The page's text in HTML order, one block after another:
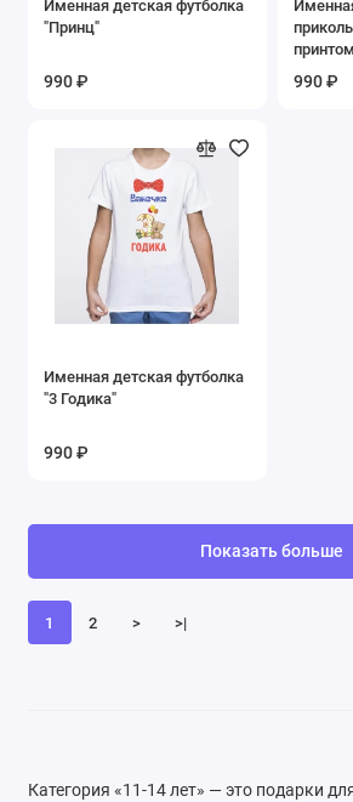
Именная детская футболка
"Принц"
990 ₽ 990 ₽
Именная детская футболка
"3 Годика"
990 ₽
1 2 > >|
Показать больше
Категория «11-14 лет» — это подарки